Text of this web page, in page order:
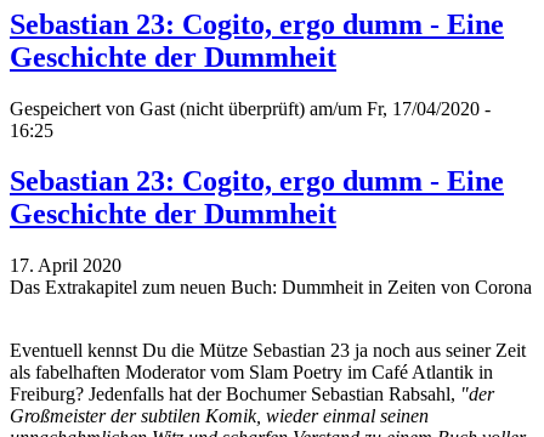
Sebastian 23: Cogito, ergo dumm - Eine
Geschichte der Dummheit
Gespeichert von Gast (nicht überprüft) am/um Fr, 17/04/2020 -
16:25
Sebastian 23: Cogito, ergo dumm - Eine
Geschichte der Dummheit
17. April 2020
Das Extrakapitel zum neuen Buch: Dummheit in Zeiten von Corona
Eventuell kennst Du die Mütze Sebastian 23 ja noch aus seiner Zeit
als fabelhaften Moderator vom Slam Poetry im Café Atlantik in
Freiburg? Jedenfalls hat der Bochumer Sebastian Rabsahl, "der
Großmeister der subtilen Komik, wieder einmal seinen